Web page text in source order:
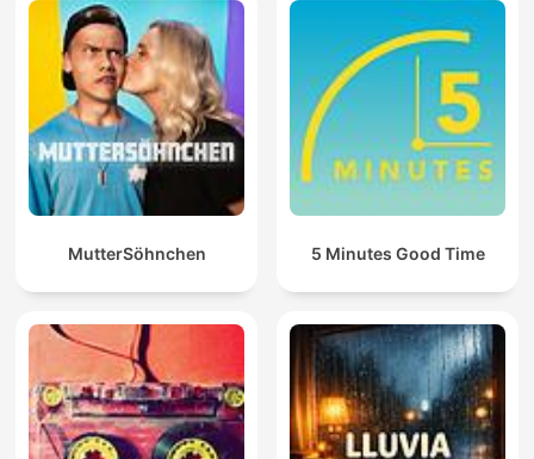
MutterSöhnchen 5 Minutes Good Time